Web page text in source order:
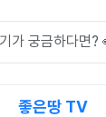
좋은땅 TV